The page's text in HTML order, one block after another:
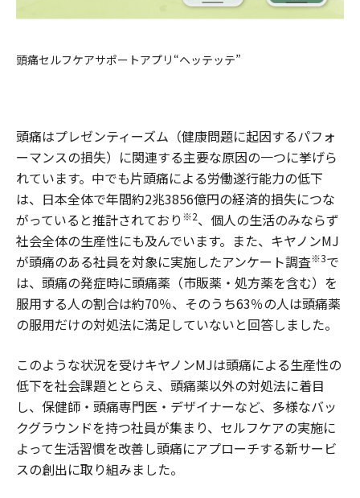
頭痛セルフケアサポートアプリ“ヘッテッテ”
頭痛はプレゼンティーズム（健康問題に起因するパフォ
ーマンスの損失）に関連する主要な原因の一つに挙げら
れています。中でも片頭痛による労働遂行能力の低下
は、日本全体で年間約2兆3856億円の経済的損失につな
がっていると推計されており ※2、個人の生活のみならず
社会全体の生産性にも及んでいます。また、キヤノンMJ
が頭痛のある社員を対象に実施したアンケート調査※3で
は、頭痛の発症時に頭痛薬（市販薬・処方薬を含む）を
服用する人の割合は約70％、そのうち63％の人は頭痛薬
の服用だけの対処法に満足していないと回答しました。
このような状況を受けキヤノンMJは頭痛による生産性の
低下を社会課題ととらえ、頭痛薬以外の対処法に着目
し、保健師・頭痛専門医・デザイナーなど、多様なバッ
クグラウンドを持つ社員が集まり、セルフケアの実施に
よって生活習慣を改善し頭痛にアプローチする新サービ
スの創出に取り組みました。